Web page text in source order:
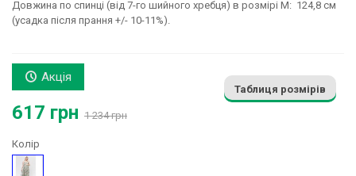
Довжина по спинці (від 7-го шийного хребця) в розмірі М: 124,8 см
(усадка після прання +/- 10-11%).
Акція
617 грн 1 234 грн
Таблиця розмірів
Колір
Малюнок